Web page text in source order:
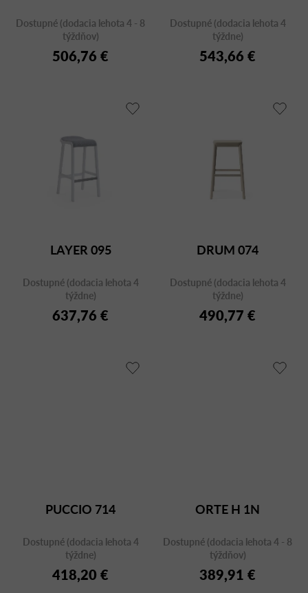
Dostupné (dodacia lehota 4 - 8
týždňov)
506,76 €
Dostupné (dodacia lehota 4
týždne)
543,66 €
LAYER 095
Dostupné (dodacia lehota 4
týždne)
637,76 €
DRUM 074
Dostupné (dodacia lehota 4
týždne)
490,77 €
PUCCIO 714
Dostupné (dodacia lehota 4
týždne)
418,20 €
ORTE H 1N
Dostupné (dodacia lehota 4 - 8
týždňov)
389,91 €